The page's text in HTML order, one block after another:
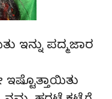
ಇನ್ನು ಪದ್ಮಜಾರ